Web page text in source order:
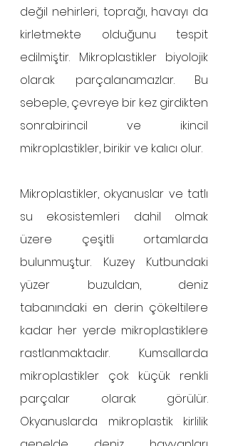
değil nehirleri, toprağı, havayı da
kirletmekte olduğunu tespit
edilmiştir. Mikroplastikler biyolojik
olarak parçalanamazlar. Bu
sebeple, çevreye bir kez girdikten
sonrabirincil ve ikincil
mikroplastikler, birikir ve kalıcı olur.
Mikroplastikler, okyanuslar ve tatlı
su ekosistemleri dahil olmak
üzere çeşitli ortamlarda
bulunmuştur. Kuzey Kutbundaki
yüzer buzuldan, deniz
tabanındaki en derin çökeltilere
kadar her yerde mikroplastiklere
rastlanmaktadır. Kumsallarda
mikroplastikler çok küçük renkli
parçalar olarak görülür.
Okyanuslarda mikroplastik kirlilik